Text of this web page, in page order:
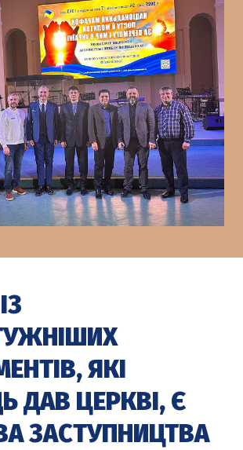
ЯКІ
ДАВ ЦЕРКВІ, Є
ЗАСТУПНИЦТВА